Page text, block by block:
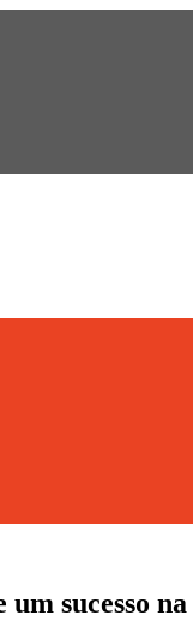
sucesso